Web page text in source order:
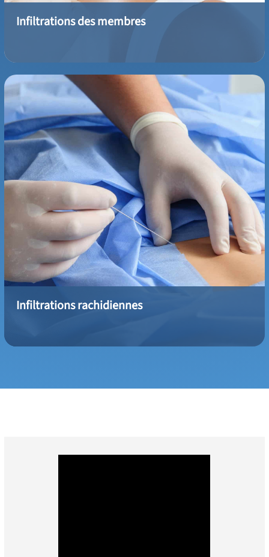
Infiltrations des membres
Une infiltration du rachis cervical ou lombaire soulage les
douleurs dans la colonne vertébrale. Découvrez les tarifs d'une
infiltration rachidienne au Centre Olympe Imagerie HPA à
Antony 92, spécialisé en radiologie, IRM et scanners.
Infiltrations rachidiennes